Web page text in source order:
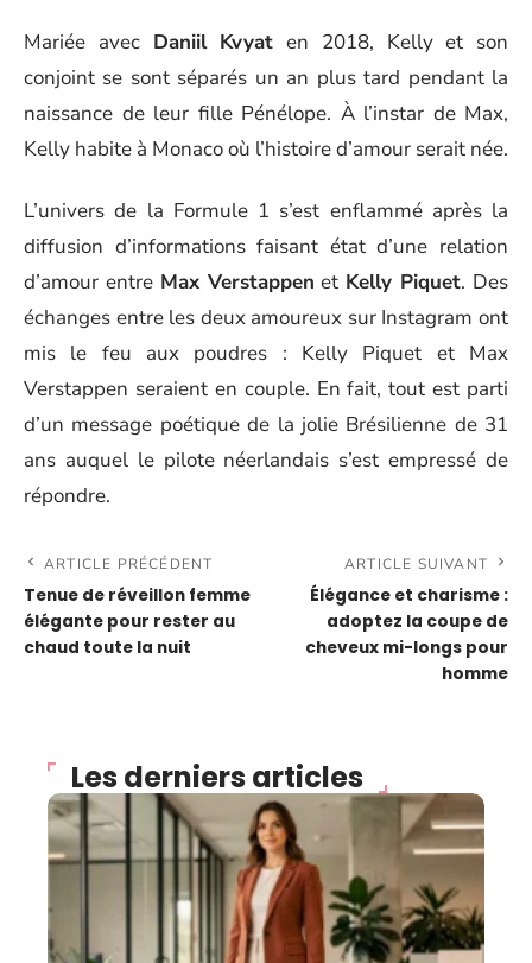
Mariée avec Daniil Kvyat en 2018, Kelly et son
conjoint se sont séparés un an plus tard pendant la
naissance de leur fille Pénélope. À l’instar de Max,
Kelly habite à Monaco où l’histoire d’amour serait née.
L’univers de la Formule 1 s’est enflammé après la
diffusion d’informations faisant état d’une relation
d’amour entre Max Verstappen et Kelly Piquet. Des
échanges entre les deux amoureux sur Instagram ont
mis le feu aux poudres : Kelly Piquet et Max
Verstappen seraient en couple. En fait, tout est parti
d’un message poétique de la jolie Brésilienne de 31
ans auquel le pilote néerlandais s’est empressé de
répondre.
ARTICLE PRÉCÉDENT
Tenue de réveillon femme
élégante pour rester au
chaud toute la nuit
ARTICLE SUIVANT
Élégance et charisme :
adoptez la coupe de
cheveux mi-longs pour
homme
Les derniers articles